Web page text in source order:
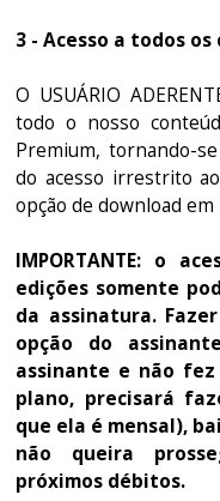
3 - Acesso a todos os
O USUÁRIO
todo o nosso
Premium, tornando-
do acesso irrestrito
opção de download em
IMPORTANTE: o
edições somente
da assinatura.
opção do
assinante e não
plano, precisará
que ela é mensal),
não queira
próximos débitos.